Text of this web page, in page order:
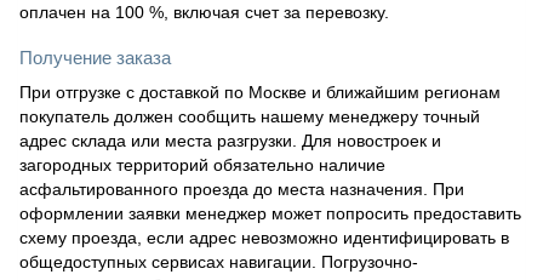
оплачен на 100 %, включая счет за перевозку.
Получение заказа
При отгрузке с доставкой по Москве и ближайшим регионам
покупатель должен сообщить нашему менеджеру точный
адрес склада или места разгрузки. Для новостроек и
загородных территорий обязательно наличие
асфальтированного проезда до места назначения. При
оформлении заявки менеджер может попросить предоставить
схему проезда, если адрес невозможно идентифицировать в
общедоступных сервисах навигации. Погрузочно-